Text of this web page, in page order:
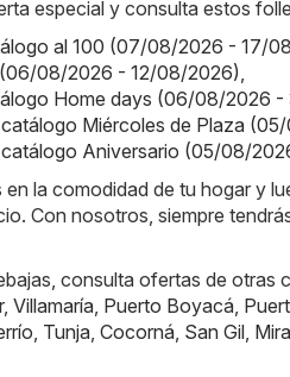
especial y consulta estos
al 100 (07/08/2026 - 17/
08/2026 - 12/08/2026),
Home days (06/08/2026
catálogo Miércoles de Plaza
catálogo Aniversario (05/08/
en la comodidad de tu hogar y
Con nosotros, siempre
consulta ofertas de otras
, Villamaría, Puerto Boyacá,
, Tunja, Cocorná, San Gil,